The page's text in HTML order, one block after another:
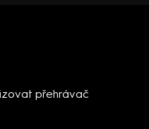
přehrávač